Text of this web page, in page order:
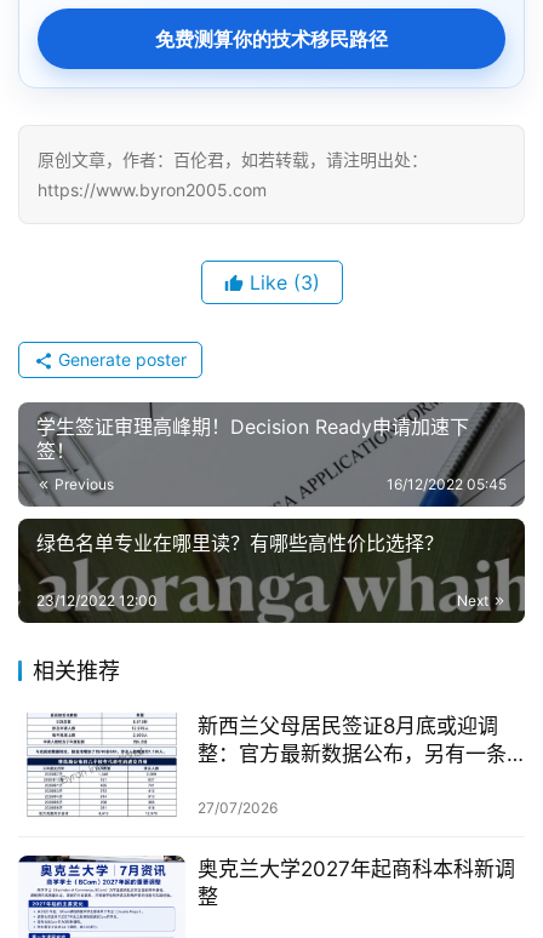
免费测算你的技术移民路径
原创文章，作者：百伦君，如若转载，请注明出处：
https://www.byron2005.com
Like (3)
Generate poster
学生签证审理高峰期！Decision Ready申请加速下
签！
Previous 16/12/2022 05:45
绿色名单专业在哪里读？有哪些高性价比选择？
Next
23/12/2022 12:00
相关推荐
新西兰父母居民签证8月底或迎调
整：官方最新数据公布，另有一条
27/07/2026
奥克兰大学2027年起商科本科新调
整